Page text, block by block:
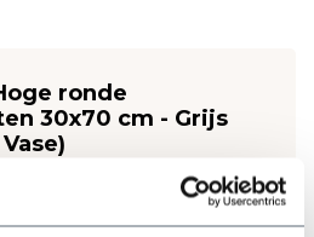
ronde
30x70 cm - Grijs
vanuit het magazijn van